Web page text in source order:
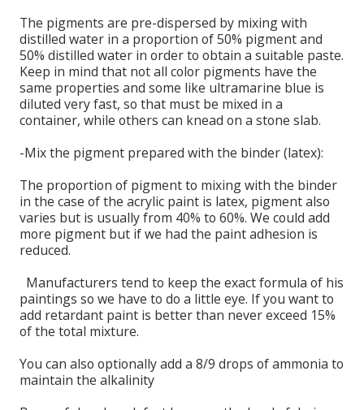
The pigments are pre-dispersed by mixing with
distilled water in a proportion of 50% pigmentand
50% distilled water in order to obtain a suitable paste.
Keep in mind that not all color pigments have the
same properties and some like ultramarine blue is
diluted very fast, so that must be mixed in a
container, while others can knead on a stone slab.
-Mix the pigment prepared with the binder(latex):
The proportion of pigmentto mixingwith the binder
in the case ofthe acrylic paint is latex, pigmentalso
varies but is usuallyfrom 40% to 60%. We could add
more pigment but ifwe had the paint adhesion is
reduced.
Manufacturers tend to keep the exact formula of his
paintings so we have to do a little eye. Ifyou want to
add retardant paint is better than neverexceed 15%
of the total mixture.
You can also optionallyadd a 8/9 drops of ammonia to
maintain the alkalinity